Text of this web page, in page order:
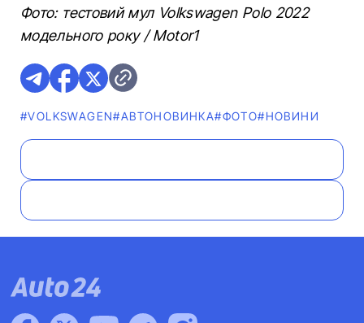
Фото: тестовий мул Volkswagen Polo 2022
модельного року / Motor1
#VOLKSWAGEN#АВТОНОВИНКА#ФОТО#НОВИНИ